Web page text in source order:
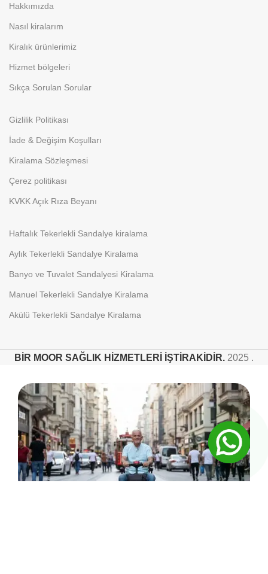
Hakkımızda
Nasıl kiralarım
Kiralık ürünlerimiz
Hizmet bölgeleri
Sıkça Sorulan Sorular
Gizlilik Politikası
İade & Değişim Koşulları
Kiralama Sözleşmesi
Çerez politikası
KVKK Açık Rıza Beyanı
Haftalık Tekerlekli Sandalye kiralama
Aylık Tekerlekli Sandalye Kiralama
Banyo ve Tuvalet Sandalyesi Kiralama
Manuel Tekerlekli Sandalye Kiralama
Akülü Tekerlekli Sandalye Kiralama
BİR MOOR SAĞLIK HİZMETLERİ İŞTİRAKİDİR. 2025 .